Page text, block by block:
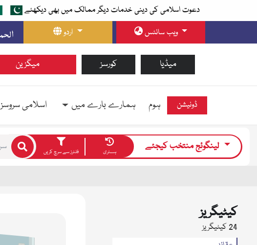
دعوت اسلامی کی دینی خدمات دیگر ممالک میں بھی دیکھئے
اردو
ویب سائٹس
میگزین کورسز میڈیا
ہوم ہمارے بارے میں اسلامی سروسز ڈونیشن
فلٹرز سے سرچ کریں ہسٹری لینگوئج منتخب کیجئے
کیٹیگریز
24 کیٹیگریز